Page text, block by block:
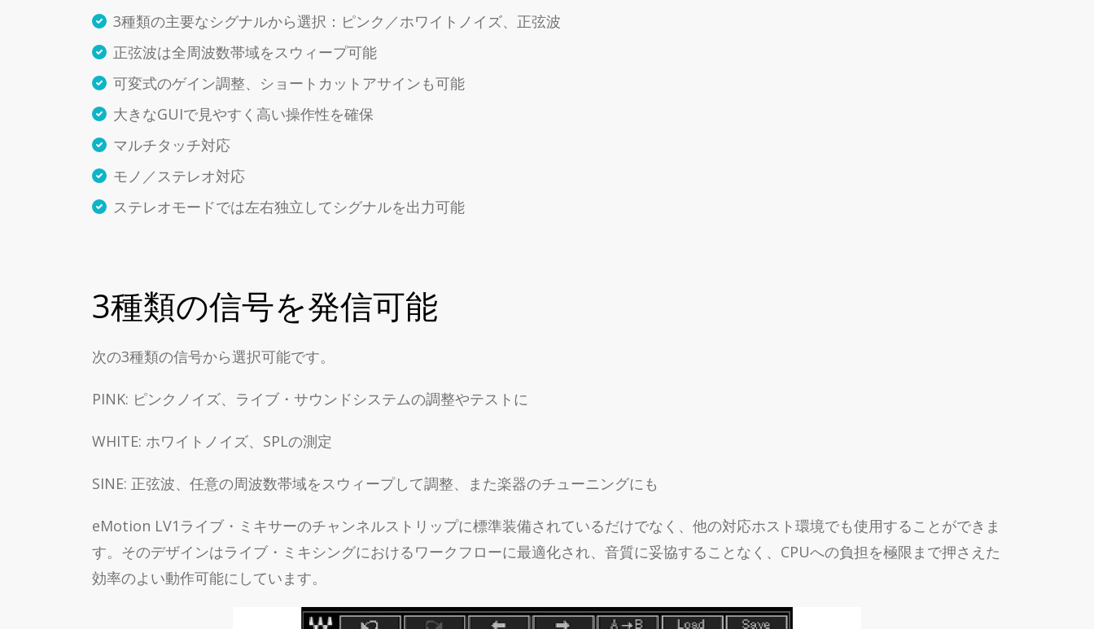
3種類の主要なシグナルから選択：ピンク／ホワイトノイズ、正弦波
正弦波は全周波数帯域をスウィープ可能
可変式のゲイン調整、ショートカットアサインも可能
大きなGUIで見やすく高い操作性を確保
マルチタッチ対応
モノ／ステレオ対応
ステレオモードでは左右独立してシグナルを出力可能
3種類の信号を発信可能
次の3種類の信号から選択可能です。
PINK: ピンクノイズ、ライブ・サウンドシステムの調整やテストに
WHITE: ホワイトノイズ、SPLの測定
SINE: 正弦波、任意の周波数帯域をスウィープして調整、また楽器のチューニングにも
eMotion LV1ライブ・ミキサーのチャンネルストリップに標準装備されているだけでなく、他の対応ホスト環境でも使用することができま
す。そのデザインはライブ・ミキシングにおけるワークフローに最適化され、音質に妥協することなく、CPUへの負担を極限まで押さえた
効率のよい動作可能にしています。